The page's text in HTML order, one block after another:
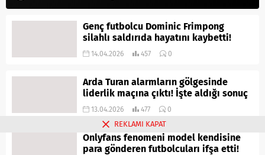
Genç futbolcu Dominic Frimpong
silahlı saldırıda hayatını kaybetti!
14.04.2026 457 0
Arda Turan alarmların gölgesinde
liderlik maçına çıktı! İşte aldığı sonuç
13.04.2026 477 0
Onlyfans fenomeni model kendisine
para gönderen futbolcuları ifşa etti!
REKLAMI KAPAT